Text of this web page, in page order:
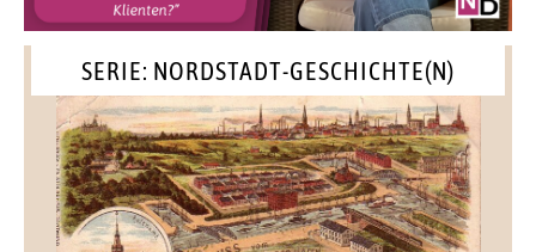
SERIE: NORDSTADT-GESCHICHTE(N)